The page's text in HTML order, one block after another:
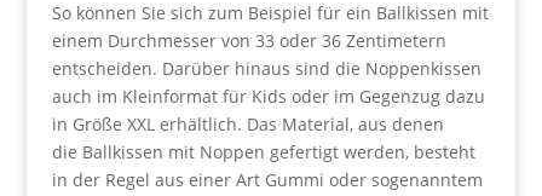
So können Sie sich zum Beispiel für ein Ballkissen mit
einem Durchmesser von 33 oder 36 Zentimetern
entscheiden. Darüber hinaus sind die Noppenkissen
auch im Kleinformat für Kids oder im Gegenzug dazu
in Größe XXL erhältlich. Das Material, aus denen
die Ballkissen mit Noppen gefertigt werden, besteht
in der Regel aus einer Art Gummi oder sogenanntem